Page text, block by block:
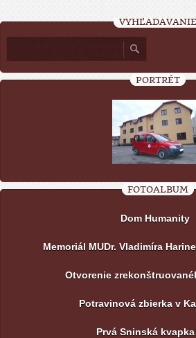
VYHĽADÁVANIE
PORTRÉT
FOTOALBUM
Dom Humanity
Memoriál MUDr. Vladimíra
Otvorenie
Potravinová zbierka v
Prvá Sninská